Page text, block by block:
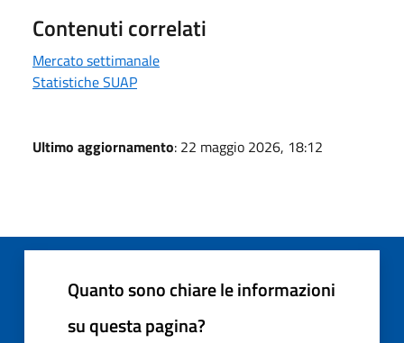
Contenuti correlati
Mercato settimanale
Statistiche SUAP
Ultimo aggiornamento: 22 maggio 2026, 18:12
Quanto sono chiare le informazioni
su questa pagina?